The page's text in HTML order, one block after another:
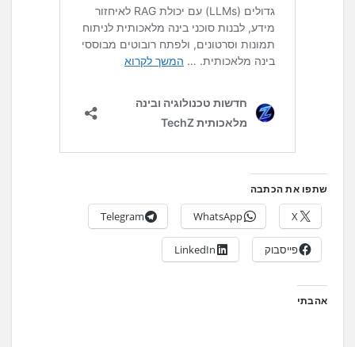
שתפו את הכתבה
X
WhatsApp
Telegram
פייסבוק LinkedIn
אהבתי